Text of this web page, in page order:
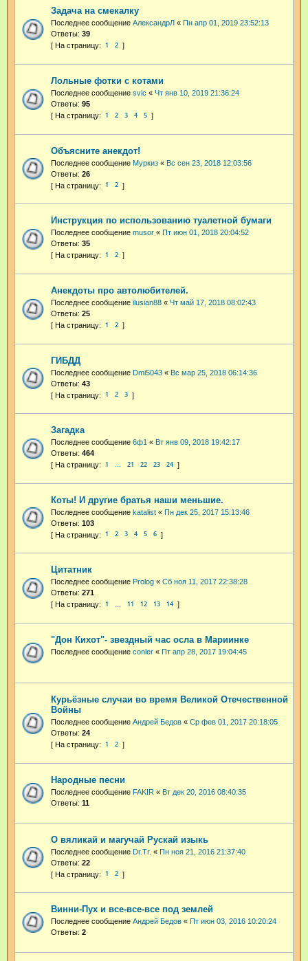
Задача на смекалку
Последнее сообщение АлександрЛ « Пн апр 01, 2019 23:52:13
Ответы: 39
1 2
Лольные фотки с котами
Последнее сообщение svic « Чт янв 10, 2019 21:36:24
Ответы: 95
1 2 3 4 5
Объясните анекдот!
Последнее сообщение Муркиз « Вс сен 23, 2018 12:03:56
Ответы: 26
1 2
Инструкция по использованию туалетной бумаги
Последнее сообщение musor « Пт июн 01, 2018 20:04:52
Ответы: 35
1 2
Анекдоты про автолюбителей.
Последнее сообщение ilusian88 « Чт май 17, 2018 08:02:43
Ответы: 25
1 2
ГИБДД
Последнее сообщение Dmi5043 « Вс мар 25, 2018 06:14:36
Ответы: 43
1 2 3
Загадка
Последнее сообщение 6ф1 « Вт янв 09, 2018 19:42:17
Ответы: 464
1 … 21 22 23 24
Коты! И другие братья наши меньшие.
Последнее сообщение katalist « Пн дек 25, 2017 15:13:46
Ответы: 103
1 2 3 4 5 6
Цитатник
Последнее сообщение Prolog « Сб ноя 11, 2017 22:38:28
Ответы: 271
1 11 12 13 14
"Дон Кихот"- звездный час осла в Мариинке
Последнее сообщение conler « Пт апр 28, 2017 19:04:45
Курьёзные случаи во время Великой Отечественной
Войны
Последнее сообщение Андрей Бедов « Ср фев 01, 2017 20:18:05
Ответы: 24
1 2
Народные песни
Последнее сообщение FAKIR « Вт дек 20, 2016 08:40:35
Ответы: 11
О вяликай и магучай Рускай изыкь
Последнее сообщение Dr.Tr. « Пн ноя 21, 2016 21:37:40
Ответы: 22
1 2
Винни-Пух и все-все-все под землей
Последнее сообщение Андрей Бедов « Пт июн 03, 2016 10:20:24
Ответы: 2